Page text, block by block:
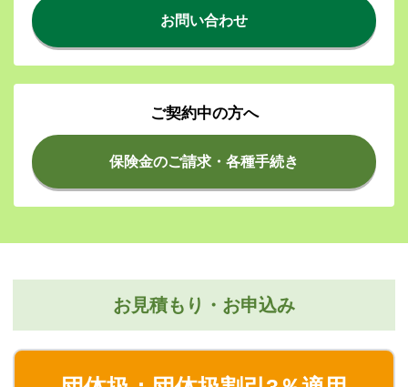
お問い合わせ
ご契約中の方へ
保険金のご請求・各種手続き
お見積もり・お申込み